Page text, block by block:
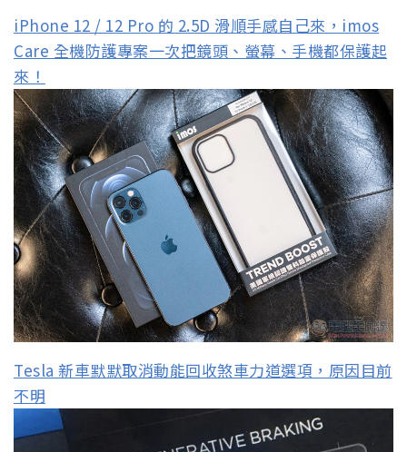
iPhone 12 / 12 Pro 的 2.5D 滑順手感自己來，imos
Care 全機防護專案一次把鏡頭、螢幕、手機都保護起
來！
Tesla 新車默默取消動能回收煞車力道選項，原因目前
不明